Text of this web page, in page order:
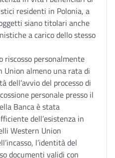
residenti in Polonia, a
siano titolari anche
a carico dello stesso
riscosso personalmente
Union almeno una rata di
dell’avvio del processo di
personale presso il
Banca è stata
dell’esistenza in
Western Union
l’identità del
documenti validi con